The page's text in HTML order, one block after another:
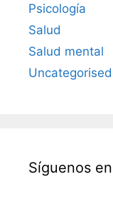
Psicología
Salud
Salud mental
Uncategorised
Síguenos